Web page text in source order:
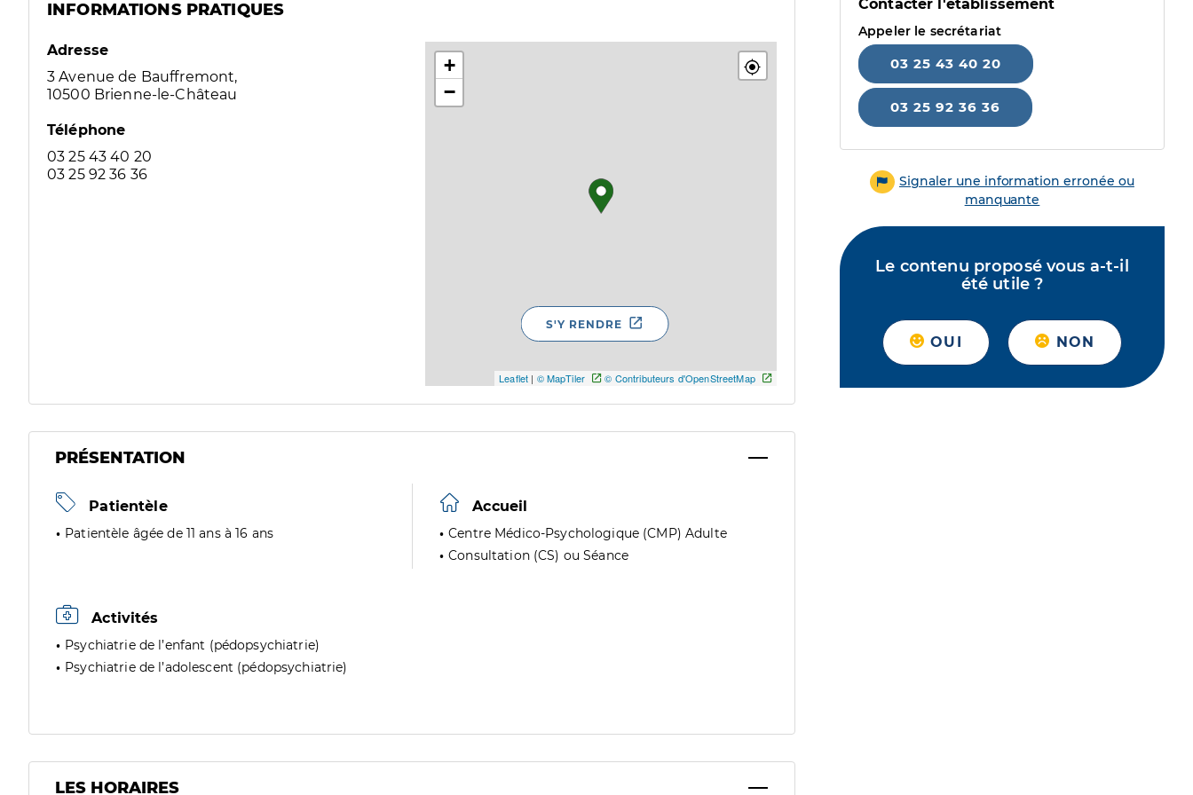
INFORMATIONS PRATIQUES
Adresse
3 Avenue de Bauffremont,
10500 Brienne-le-Château
Téléphone
03 25 43 40 20
03 25 92 36 36
+
−
Leaflet | © MapTiler © Contributeurs d'OpenStreetMap
S'Y RENDRE
PRÉSENTATION
Patientèle
Patientèle âgée de 11 ans à 16 ans
Accueil
Centre Médico-Psychologique (CMP) Adulte
Consultation (CS) ou Séance
Activités
Psychiatrie de l’enfant (pédopsychiatrie)
Psychiatrie de l’adolescent (pédopsychiatrie)
LES HORAIRES
Contacter l'établissement
Appeler le secrétariat
03 25 43 40 20
03 25 92 36 36
Signaler une information erronée ou
manquante
Le contenu proposé vous a-t-il
été utile ?
OUI NON